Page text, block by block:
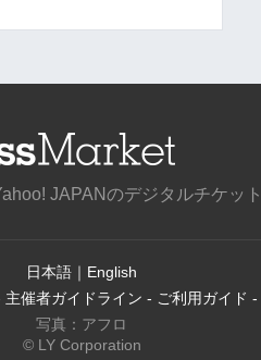
JAPANのデジタルチケット
日本語 ｜ English
主催者ガイドライン - ご利用ガイド -
写真：アフロ
© LY Corporation